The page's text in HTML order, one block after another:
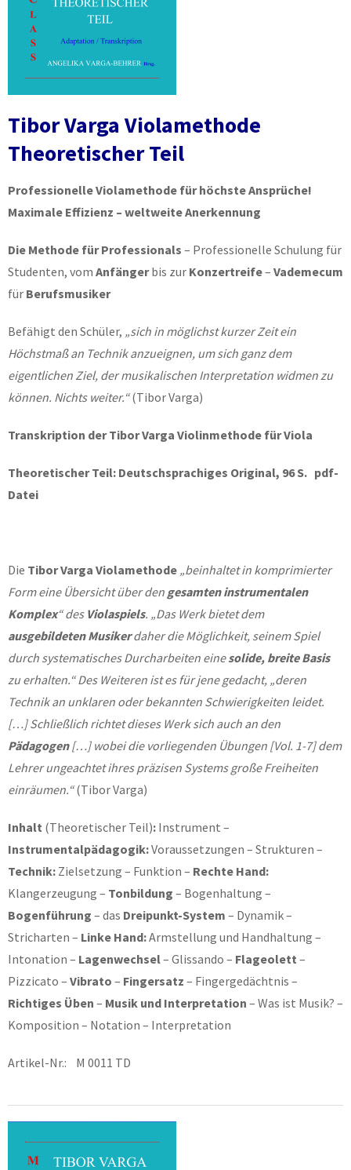
Tibor Varga Violamethode
Theoretischer Teil
Professionelle Violamethode für höchste Ansprüche!
Maximale Effizienz – weltweite Anerkennung
Die Methode für Professionals – Professionelle Schulung für
Studenten, vom Anfängerbis zur Konzertreife– Vademecum
für Berufsmusiker
Befähigt den Schüler, „sich in möglichst kurzer Zeit ein
Höchstmaß an Technik anzueignen, um sich ganz dem
eigentlichen Ziel, der musikalischen Interpretation widmen zu
können. Nichts weiter.“(Tibor Varga)
Transkription der Tibor Varga Violinmethode für Viola
Theoretischer Teil: Deutschsprachiges Original, 96 S. pdf-
Datei
Die Tibor Varga Violamethode „beinhaltet in komprimierter
Form eine Übersicht über den gesamten instrumentalen
Komplex“des Violaspiels. „Das Werk bietet dem
ausgebildeten Musikerdaher die Möglichkeit, seinem Spiel
durch systematisches Durcharbeiten einesolide, breite Basis
zu erhalten.“ Des Weiteren ist es für jene gedacht, „deren
Technik an unklaren oder bekannten Schwierigkeiten leidet.
[…] Schließlich richtet dieses Werk sich auch an den
Pädagogen[…] wobei die vorliegenden Übungen [Vol. 1-7] dem
Lehrer ungeachtet ihres präzisen Systems große Freiheiten
einräumen.“(Tibor Varga)
Inhalt (Theoretischer Teil): Instrument –
Instrumentalpädagogik:Voraussetzungen – Strukturen –
Technik: Zielsetzung – Funktion – Rechte Hand:
Klangerzeugung – Tonbildung – Bogenhaltung –
Bogenführung – das Dreipunkt-System – Dynamik –
Stricharten – Linke Hand:Armstellung und Handhaltung –
Intonation – Lagenwechsel– Glissando – Flageolett –
Pizzicato – Vibrato – Fingersatz – Fingergedächtnis –
Richtiges Üben – Musik und Interpretation – Was ist Musik? –
Komposition – Notation – Interpretation
Artikel-Nr.: M 0011 TD